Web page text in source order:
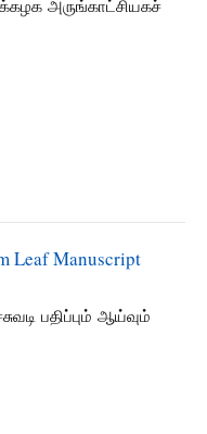
அருங்காட்சியகச்
Leaf Manuscript
பதிப்பும் ஆய்வும்